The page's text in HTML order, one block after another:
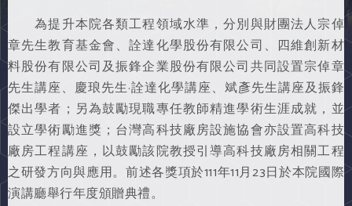
為提升本院各類工程領域水準，分別與財團法人宗倬
章先生教育基金會、詮達化學股份有限公司、四維創新材
料股份有限公司及振鋒企業股份有限公司共同設置宗倬章
先生講座、慶琅先生·詮達化學講座、斌彥先生講座及振鋒
傑出學者；另為鼓勵現職專任教師精進學術生涯成就，並
設立學術勵進獎；台灣高科技廠房設施協會亦設置高科技
廠房工程講座，以鼓勵該院教授引導高科技廠房相關工程
之研發方向與應用。前述各獎項於111年11月23日於本院國際
演講廳舉行年度頒贈典禮。